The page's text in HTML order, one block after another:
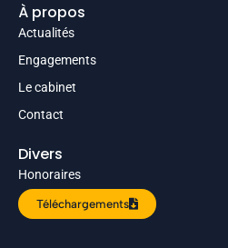
À propos
Actualités
Engagements
Le cabinet
Contact
Divers
Honoraires
Téléchargements